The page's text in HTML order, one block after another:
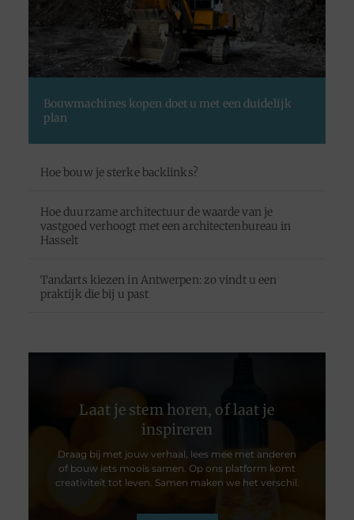
Bouwmachines kopen doet u met een duidelijk
plan
Hoe bouw je sterke backlinks?
Hoe duurzame architectuur de waarde van je
vastgoed verhoogt met een architectenbureau in
Hasselt
Tandarts kiezen in Antwerpen: zo vindt u een
praktijk die bij u past
Laat je stem horen, of laat je
inspireren
Draag bij met jouw verhaal, lees mee met anderen
of bouw iets moois samen. Op ons platform komt
creativiteit tot leven. Samen maken we het verschil.